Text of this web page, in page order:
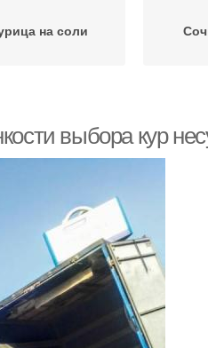
на соли
выбора кур